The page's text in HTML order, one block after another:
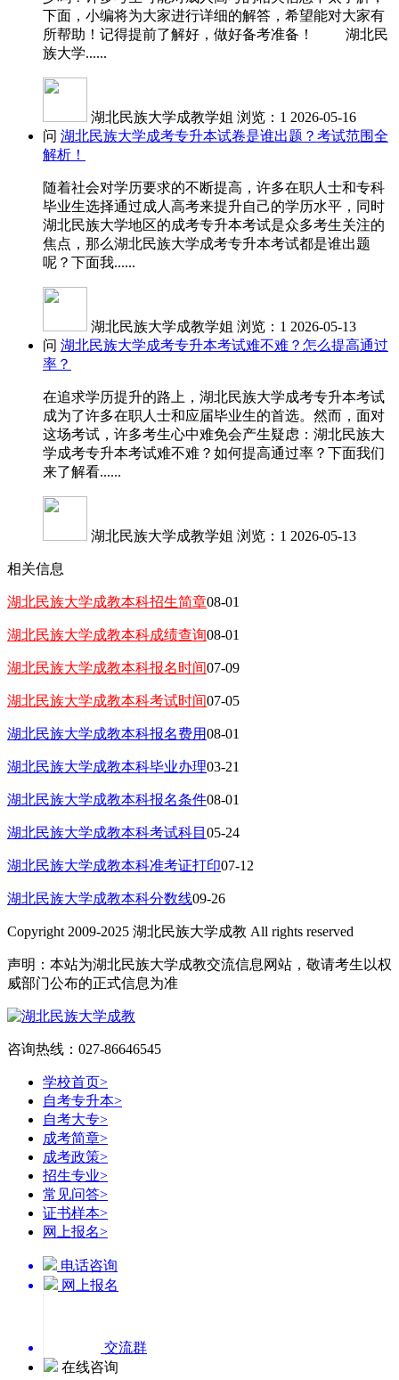
下面，小编将为大家进行详细的解答，希望能对大家有
所帮助！记得提前了解好，做好备考准备！ 湖北民
族大学......
湖北民族大学成教学姐 浏览：1 2026-05-16
问 湖北民族大学成考专升本试卷是谁出题？考试范围全
解析！
随着社会对学历要求的不断提高，许多在职人士和专科
毕业生选择通过成人高考来提升自己的学历水平，同时
湖北民族大学地区的成考专升本考试是众多考生关注的
焦点，那么湖北民族大学成考专升本考试都是谁出题
呢？下面我......
湖北民族大学成教学姐 浏览：1 2026-05-13
问 湖北民族大学成考专升本考试难不难？怎么提高通过
率？
在追求学历提升的路上，湖北民族大学成考专升本考试
成为了许多在职人士和应届毕业生的首选。然而，面对
这场考试，许多考生心中难免会产生疑虑：湖北民族大
学成考专升本考试难不难？如何提高通过率？下面我们
来了解看......
湖北民族大学成教学姐 浏览：1 2026-05-13
相关信息
湖北民族大学成教本科招生简章08-01
湖北民族大学成教本科成绩查询08-01
湖北民族大学成教本科报名时间07-09
湖北民族大学成教本科考试时间07-05
湖北民族大学成教本科报名费用08-01
湖北民族大学成教本科毕业办理03-21
湖北民族大学成教本科报名条件08-01
湖北民族大学成教本科考试科目 05-24
湖北民族大学成教本科准考证打印07-12
湖北民族大学成教本科分数线09-26
Copyright 2009-2025 湖北民族大学成教 All rights reserved
声明：本站为湖北民族大学成教交流信息网站，敬请考生以权
威部门公布的正式信息为准
咨询热线：027-86646545
学校首页>
自考专升本>
自考大专>
成考简章>
成考政策>
招生专业>
常见问答>
证书样本>
网上报名>
电话咨询
网上报名
交流群
在线咨询